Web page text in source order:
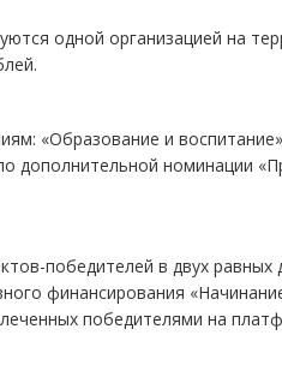
одной организацией на
«Образование и
дополнительной номинации
победителей в двух равных
финансирования
победителями на